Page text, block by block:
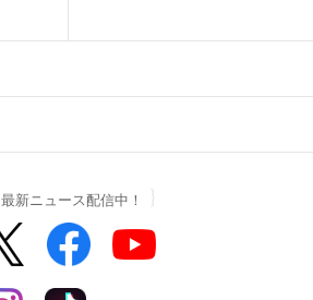
最新ニュース配信中！